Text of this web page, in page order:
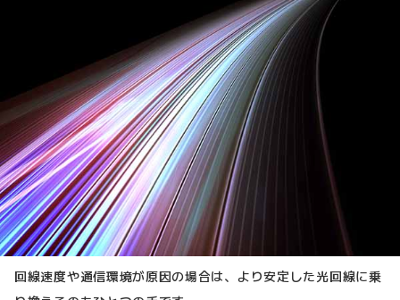
回線速度や通信環境が原因の場合は、より安定した光回線に乗